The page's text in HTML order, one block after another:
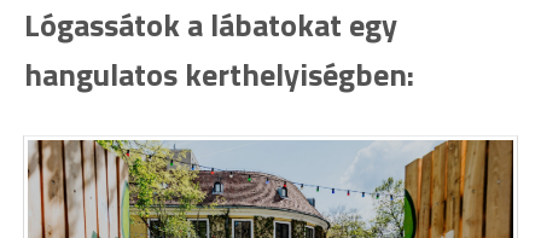
Lógassátok a lábatokat egy
hangulatos kerthelyiségben: